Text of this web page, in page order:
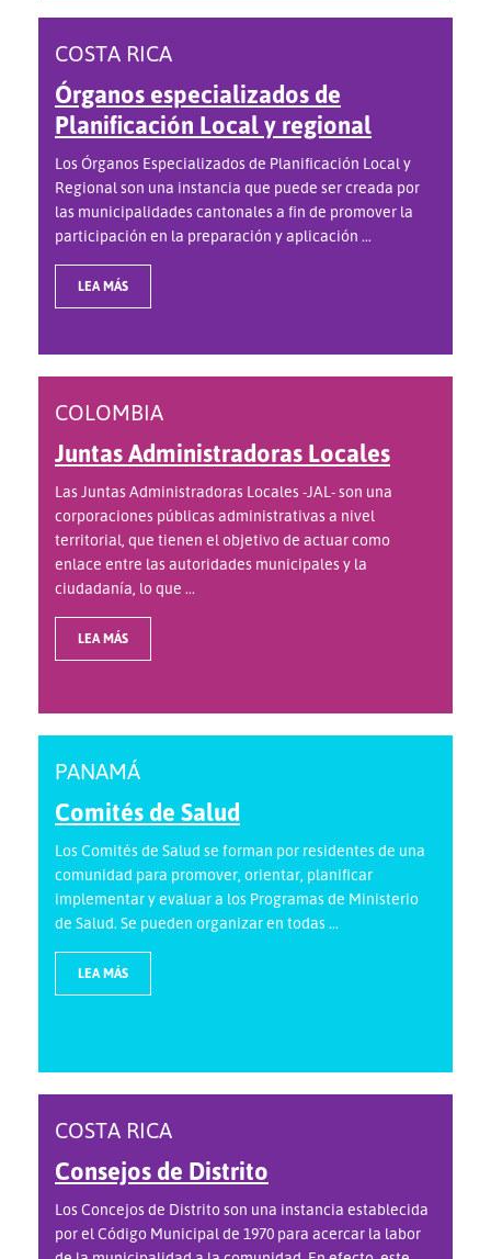
COSTA RICA
Órganos especializados de
Planificación Local y regional
Los Órganos Especializados de Planificación Local y
Regional son una instancia que puede ser creada por
las municipalidades cantonales a fin de promover la
participación en la preparación y aplicación ...
LEA MÁS
COLOMBIA
Juntas Administradoras Locales
Las Juntas Administradoras Locales -JAL- son una
corporaciones públicas administrativas a nivel
territorial, que tienen el objetivo de actuar como
enlace entre las autoridades municipales y la
ciudadanía, lo que ...
LEA MÁS
PANAMÁ
Comités de Salud
Los Comités de Salud se forman por residentes de una
comunidad para promover, orientar, planificar
implementar y evaluar a los Programas de Ministerio
de Salud. Se pueden organizar en todas ...
LEA MÁS
COSTA RICA
Consejos de Distrito
Los Concejos de Distrito son una instancia establecida
por el Código Municipal de 1970 para acercar la labor